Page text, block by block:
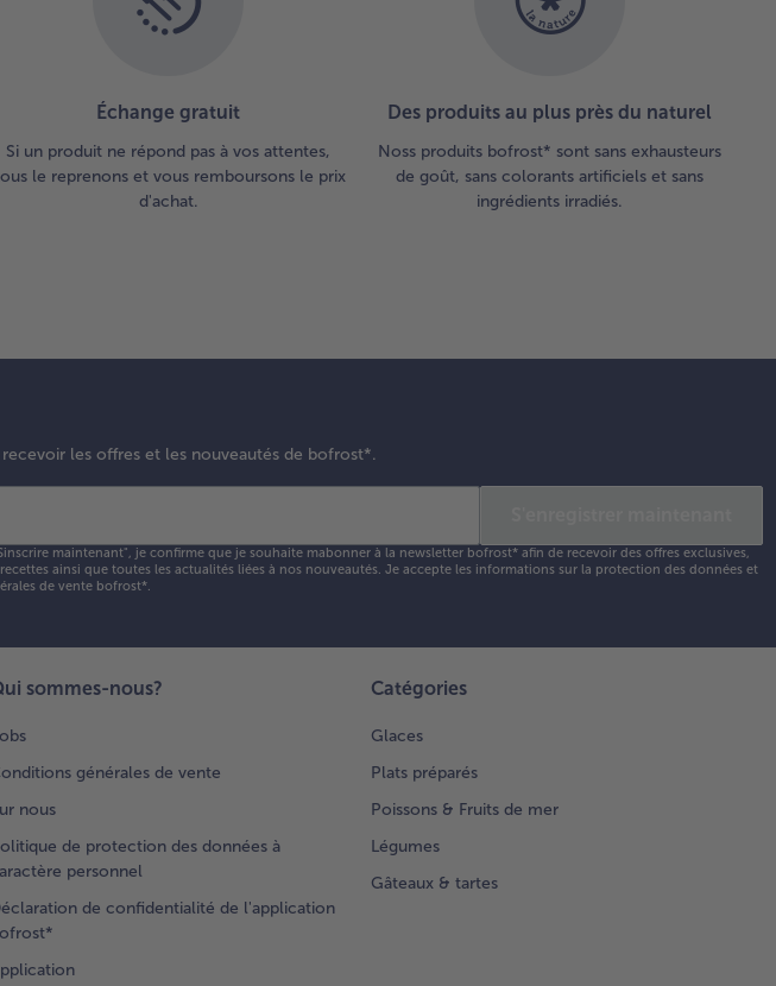
Échange gratuit
Si un produit ne répond pas à vos attentes,
le reprenons et vous remboursons le prix
d'achat.
Des produits au plus près du naturel
Noss produits bofrost* sont sans exhausteurs
de goût, sans colorants artificiels et sans
ingrédients irradiés.
les offres et les nouveautés de bofrost*.
maintenant", je confirme que je souhaite mabonner à la newsletter bofrost* afin de recevoir des offres exclusives,
ainsi que toutes les actualités liées à nos nouveautés. Je accepte les informations sur la protection des données et
de vente bofrost*.
sommes-nous?
générales de vente
nous
de protection des données à
personnel
de confidentialité de l'application
Catégories
Glaces
Plats préparés
Poissons & Fruits de mer
Légumes
Gâteaux & tartes